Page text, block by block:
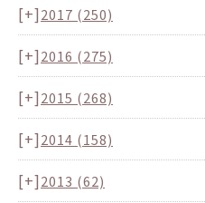
[+]2017 (250)
[+]2016 (275)
[+]2015 (268)
[+]2014 (158)
[+]2013 (62)